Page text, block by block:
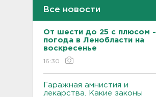
Все новости
От шести до 25 с плюсом -
погода в Ленобласти на
воскресенье
16:30
Гаражная амнистия и
лекарства. Какие законы